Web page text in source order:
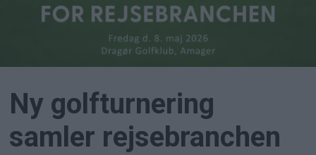
Ny golfturnering
samler rejsebranchen